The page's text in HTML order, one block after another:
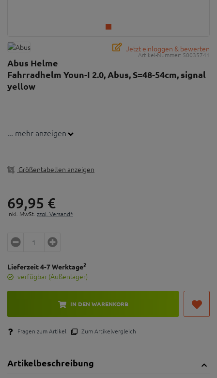
Jetzt einloggen & bewerten
Artikel-Nummer: 50035741
Abus Helme
Fahrradhelm Youn-I 2.0, Abus, S=48-54cm, signal
yellow
... mehr anzeigen
Größentabellen anzeigen
69,95 €
inkl. MwSt. zzgl. Versand*
Lieferzeit 4-7 Werktage2
verfügbar (Außenlager)
IN DEN WARENKORB
Fragen zum Artikel Zum Artikelvergleich
Artikelbeschreibung